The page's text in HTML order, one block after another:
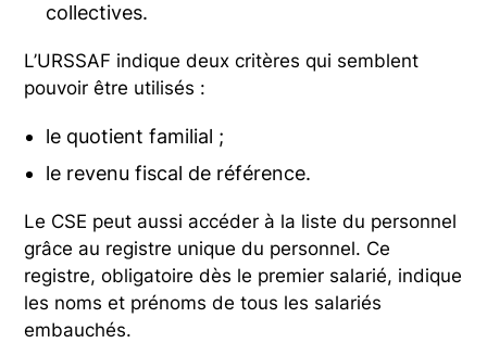
collectives.
L’URSSAF indique deux critères qui semblent
pouvoir être utilisés :
le quotient familial ;
le revenu fiscal de référence.
Le CSE peut aussi accéder à la liste du personnel
grâce au registre unique du personnel. Ce
registre, obligatoire dès le premier salarié, indique
les noms et prénoms de tous les salariés
embauchés.